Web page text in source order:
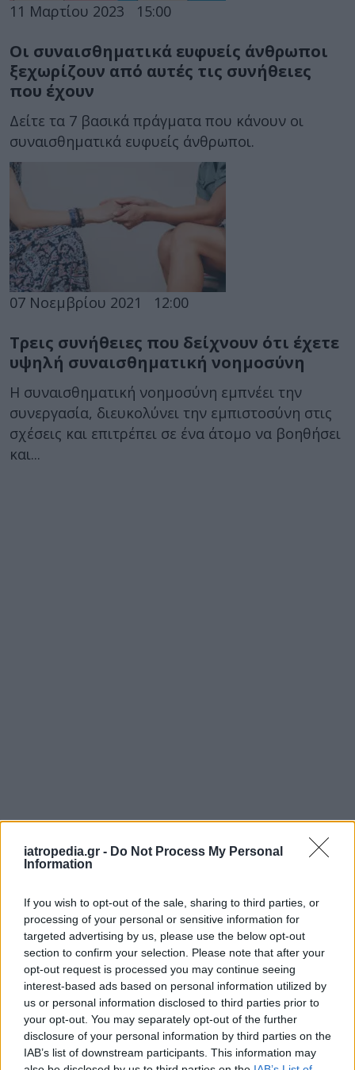
iatropedia.gr - Do Not Process My Personal
Information
If you wish to opt-out of the sale, sharing to third parties, or
processing of your personal or sensitive information for
targeted advertising by us, please use the below opt-out
section to confirm your selection. Please note that after your
opt-out request is processed you may continue seeing
interest-based ads based on personal information utilized by
us or personal information disclosed to third parties prior to
your opt-out. You may separately opt-out of the further
disclosure of your personal information by third parties on the
IAB’s list of downstream participants. This information may
11 Μαρτίου 2023 15:00
Οι συναισθηματικά ευφυείς άνθρωποι
ξεχωρίζουν από αυτές τις συνήθειες
που έχουν
Δείτε τα 7 βασικά πράγματα που κάνουν οι
συναισθηματικά ευφυείς άνθρωποι.
07 Νοεμβρίου 2021 12:00
Τρεις συνήθειες που δείχνουν ότι έχετε
υψηλή συναισθηματική νοημοσύνη
Η συναισθηματική νοημοσύνη εμπνέει την
συνεργασία, διευκολύνει την εμπιστοσύνη στις
σχέσεις και επιτρέπει σε ένα άτομο να βοηθήσει
και...